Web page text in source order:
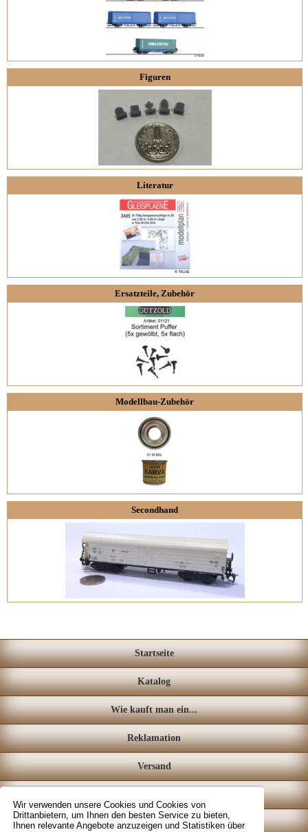
Wir verwenden unsere Cookies und Cookies von
Drittanbietern, um Ihnen den besten Service zu bieten,
Ihnen relevante Angebote anzuzeigen und Statistiken über
Figuren
Literatur
Ersatzteile, Zubehör
Modellbau-Zubehör
Secondhand
Startseite
Katalog
Wie kauft man ein...
Reklamation
Versand
Fachgeschäft